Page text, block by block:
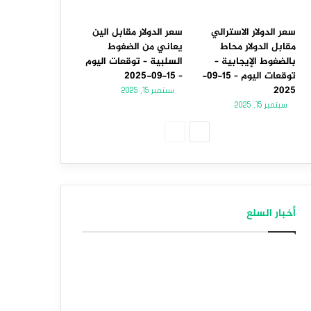
سعر الدولار الاسترالي
مقابل الدولار محاط
بالضغوط الإيجابية –
توقعات اليوم – 15-09-
2025
سبتمبر 15, 2025
سعر الدولار مقابل الين
يعاني من الضغوط
السلبية – توقعات اليوم
– 15-09-2025
سبتمبر 15, 2025
أخبار السلع